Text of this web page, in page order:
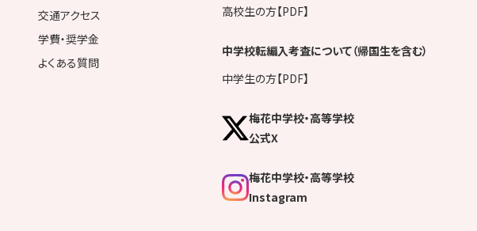
交通アクセス
学費・奨学金
よくある質問
高校生の方【PDF】
中学校転編入考査について（帰国生を含む）
中学生の方【PDF】
梅花中学校・高等学校
公式X
梅花中学校・高等学校
Instagram